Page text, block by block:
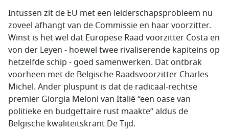
Intussen zit de EU met een leiderschapsprobleem nu
zoveel afhangt van de Commissie en haar voorzitter.
Winst is het wel dat Europese Raad voorzitter Costa en
von der Leyen - hoewel twee rivaliserende kapiteins op
hetzelfde schip - goed samenwerken. Dat ontbrak
voorheen met de Belgische Raadsvoorzitter Charles
Michel. Ander pluspunt is dat de radicaal-rechtse
premier Giorgia Meloni van Italië “een oase van
politieke en budgettaire rust maakte” aldus de
Belgische kwaliteitskrant De Tijd.